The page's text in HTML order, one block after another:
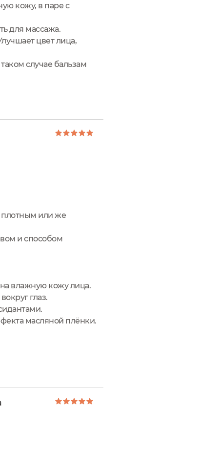
кожу, в паре с
для массажа.
цвет лица,
случае бальзам
плотным или же
и способом
влажную кожу лица.
глаз.
масляной плёнки.